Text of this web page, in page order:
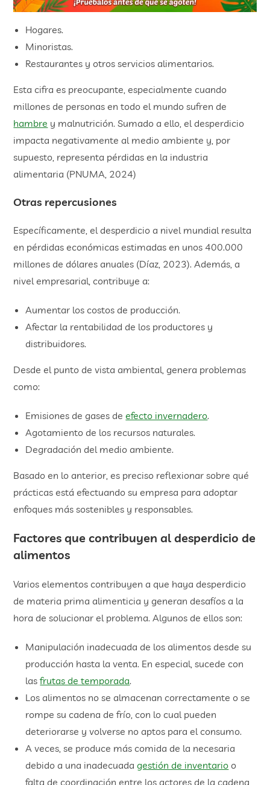
Hogares.
Minoristas.
Restaurantes y otros servicios alimentarios.
Esta cifra es preocupante, especialmente cuando
millones de personas en todo el mundo sufren de
hambre y malnutrición. Sumado a ello, el desperdicio
impacta negativamente al medio ambiente y, por
supuesto, representa pérdidas en la industria
alimentaria (PNUMA, 2024)
Otras repercusiones
Específicamente, el desperdicio a nivel mundial resulta
en pérdidas económicas estimadas en unos 400.000
millones de dólares anuales (Díaz, 2023). Además, a
nivel empresarial, contribuye a:
Aumentar los costos de producción.
Afectar la rentabilidad de los productores y
distribuidores.
Desde el punto de vista ambiental, genera problemas
como:
Emisiones de gases deefecto invernadero.
Agotamiento de los recursos naturales.
Degradación del medio ambiente.
Basado en lo anterior, es preciso reflexionar sobre qué
prácticas está efectuando su empresa para adoptar
enfoques más sostenibles y responsables.
Factores que contribuyen al desperdicio de
alimentos
Varios elementos contribuyen a que haya desperdicio
de materia prima alimenticia y generan desafíos a la
hora de solucionar el problema. Algunos de ellos son:
Manipulación inadecuada de los alimentos desde su
producción hasta la venta. En especial, sucede con
lasfrutas de temporada.
Los alimentos no se almacenan correctamente o se
rompe su cadena de frío, con lo cual pueden
deteriorarse y volverse no aptos para el consumo.
A veces, se produce más comida de la necesaria
debido a una inadecuadagestión de inventario o
falta de coordinación entre los actores de la cadena